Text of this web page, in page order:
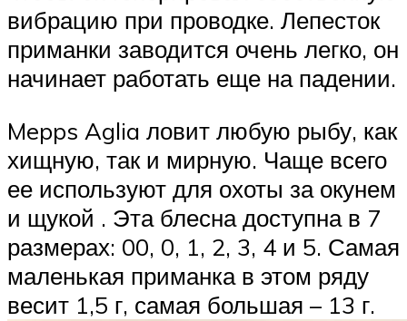
вибрацию при проводке. Лепесток
приманки заводится очень легко, он
начинает работать еще на падении.
Mepps Aglia ловит любую рыбу, как
хищную, так и мирную. Чаще всего
ее используют для охоты за окунем
и щукой . Эта блесна доступна в 7
размерах: 00, 0, 1, 2, 3, 4 и 5. Самая
маленькая приманка в этом ряду
весит 1,5 г, самая большая – 13 г.